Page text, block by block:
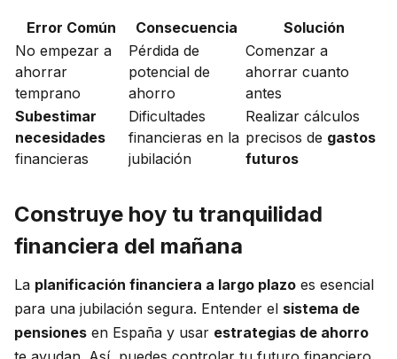
Error Común Consecuencia
Solución
No empezar a
ahorrar
temprano
Pérdida de
potencial de
ahorro
Comenzar a
ahorrar cuanto
antes
Subestimar
necesidades
financieras
Dificultades
financieras en la
jubilación
Realizar cálculos
precisos de gastos
futuros
Construye hoy tu tranquilidad
financiera del mañana
La planificación financiera a largo plazo es esencial
para una jubilación segura. Entender el sistema de
pensiones en España y usar estrategias de ahorro